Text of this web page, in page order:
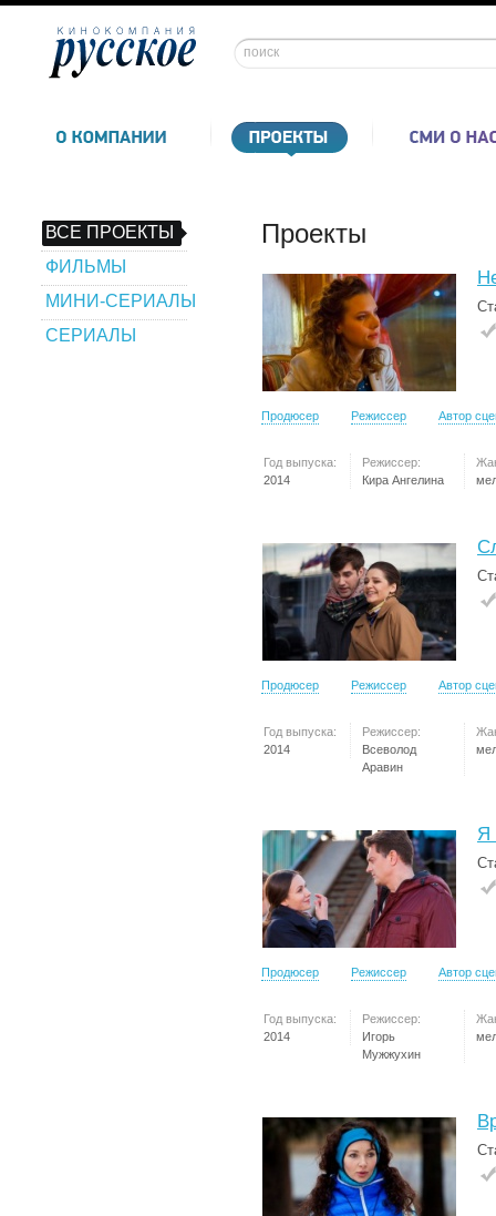
ВСЕ ПРОЕКТЫ
ФИЛЬМЫ
МИНИ-СЕРИАЛЫ
СЕРИАЛЫ
Проекты
Продюсер Режиссер Автор
Год выпуска:
2014
Режиссер:
Кира Ангелина
Продюсер Режиссер Автор
Год выпуска:
2014
Режиссер:
Всеволод
Аравин
Я
Продюсер Режиссер Автор
Год выпуска:
2014
Режиссер:
Игорь
Мужжухин